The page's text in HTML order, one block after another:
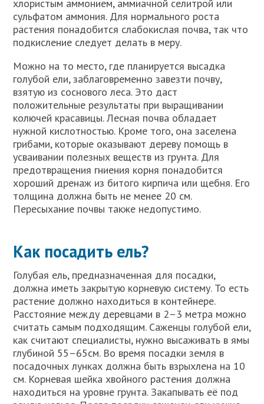
хлористым аммонием, аммиачной селитрой или
сульфатом аммония. Для нормального роста
растения понадобится слабокислая почва, так что
подкисление следует делать в меру.
Можно на то место, где планируется высадка
голубой ели, заблаговременно завезти почву,
взятую из соснового леса. Это даст
положительные результаты при выращивании
колючей красавицы. Лесная почва обладает
нужной кислотностью. Кроме того, она заселена
грибами, которые оказывают дереву помощь в
усваивании полезных веществ из грунта. Для
предотвращения гниения корня понадобится
хороший дренаж из битого кирпича или щебня. Его
толщина должна быть не менее 20 см.
Пересыхание почвы также недопустимо.
Как посадить ель?
Голубая ель, предназначенная для посадки,
должна иметь закрытую корневую систему. То есть
растение должно находиться в контейнере.
Расстояние между деревцами в 2–3 метра можно
считать самым подходящим. Саженцы голубой ели,
как считают специалисты, нужно высаживать в ямы
глубиной 55–65см. Во время посадки земля в
посадочных лунках должна быть взрыхлена на 10
см. Корневая шейка хвойного растения должна
находиться на уровне грунта. Закапывать её под